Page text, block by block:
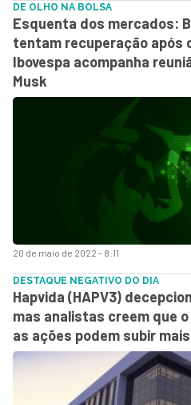
20 de maio de 2022 - 8:11
DE OLHO NA BOLSA
Esquenta dos mercados:
tentam recuperação após
Ibovespa acompanha
Musk
DESTAQUE NEGATIVO DO DIA
Hapvida (HAPV3)
mas analistas creem que
as ações podem subir mais